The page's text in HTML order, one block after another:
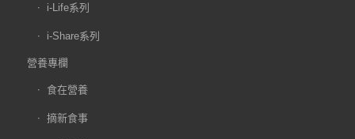
i-Life系列
i-Share系列
營養專欄
食在營養
摘新食事